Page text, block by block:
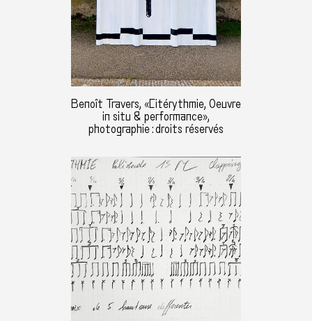
Benoît Travers, «Citérythmie, Oeuvre
in situ & performance»,
photographie : droits réservés